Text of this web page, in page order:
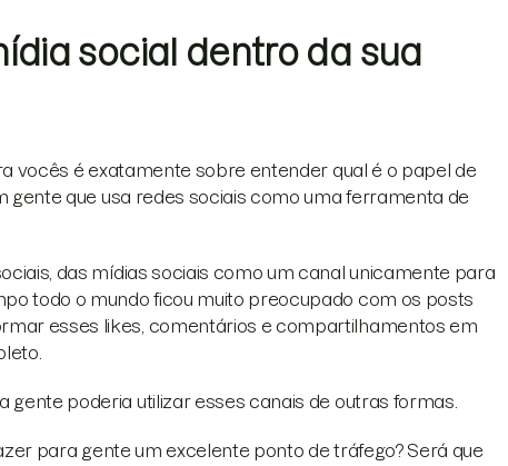
social dentro da sua
vocês é exatamente sobre entender qual é o papel de
gente que usa redes sociais como uma ferramenta de
das mídias sociais como um canal unicamente para
todo o mundo ficou muito preocupado com os posts
esses likes, comentários e compartilhamentos em
poderia utilizar esses canais de outras formas.
para gente um excelente ponto de tráfego? Será que